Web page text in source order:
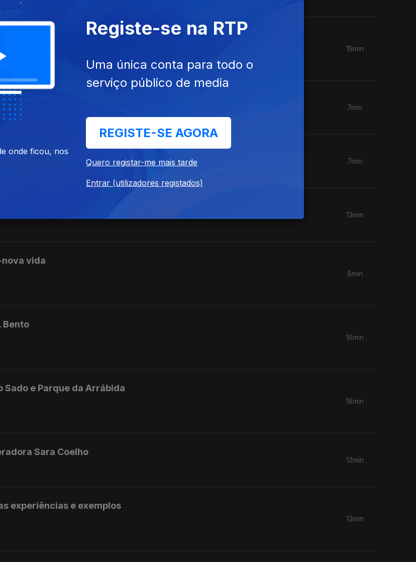
15min
7min
7min
Reis
13min
vida
8min
Bento
16min
Sado e Parque da Arrábida
18min
Sara Coelho
12min
experiências e exemplos
12min
onde ficou, nos
Registe-se na RTP
Uma única conta para todo o
serviço público de media
REGISTE-SE AGORA
Quero registar-me mais tarde
Entrar (utilizadores registados)